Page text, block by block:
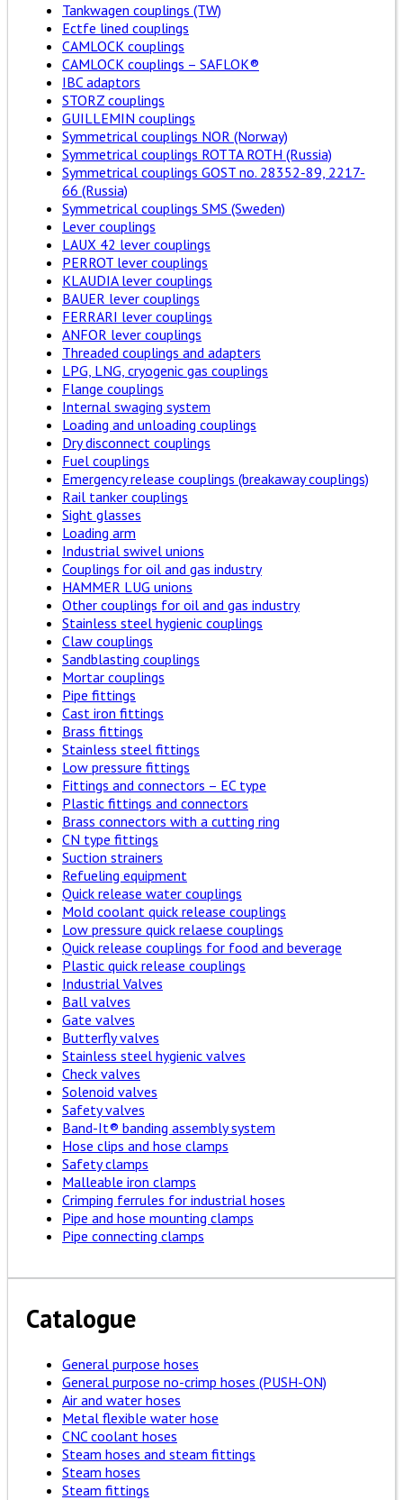
Tankwagen couplings (TW)
Ectfe lined couplings
CAMLOCK couplings
CAMLOCK couplings – SAFLOK®
IBC adaptors
STORZ couplings
GUILLEMIN couplings
Symmetrical couplings NOR (Norway)
Symmetrical couplings ROTTA ROTH (Russia)
Symmetrical couplings GOST no. 28352-89, 2217-
66 (Russia)
Symmetrical couplings SMS (Sweden)
Lever couplings
LAUX 42 lever couplings
PERROT lever couplings
KLAUDIA lever couplings
BAUER lever couplings
FERRARI lever couplings
ANFOR lever couplings
Threaded couplings and adapters
LPG, LNG, cryogenic gas couplings
Flange couplings
Internal swaging system
Loading and unloading couplings
Dry disconnect couplings
Fuel couplings
Emergency release couplings (breakaway couplings)
Rail tanker couplings
Sight glasses
Loading arm
Industrial swivel unions
Couplings for oil and gas industry
HAMMER LUG unions
Other couplings for oil and gas industry
Stainless steel hygienic couplings
Claw couplings
Sandblasting couplings
Mortar couplings
Pipe fittings
Cast iron fittings
Brass fittings
Stainless steel fittings
Low pressure fittings
Fittings and connectors – EC type
Plastic fittings and connectors
Brass connectors with a cutting ring
CN type fittings
Suction strainers
Refueling equipment
Quick release water couplings
Mold coolant quick release couplings
Low pressure quick relaese couplings
Quick release couplings for food and beverage
Plastic quick release couplings
Industrial Valves
Ball valves
Gate valves
Butterfly valves
Stainless steel hygienic valves
Check valves
Solenoid valves
Safety valves
Band-It® banding assembly system
Hose clips and hose clamps
Safety clamps
Malleable iron clamps
Crimping ferrules for industrial hoses
Pipe and hose mounting clamps
Pipe connecting clamps
Catalogue
General purpose hoses
General purpose no-crimp hoses (PUSH-ON)
Air and water hoses
Metal flexible water hose
CNC coolant hoses
Steam hoses and steam fittings
Steam hoses
Steam fittings